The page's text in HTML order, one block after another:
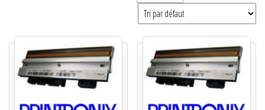
Etiquettes
Imprimantes